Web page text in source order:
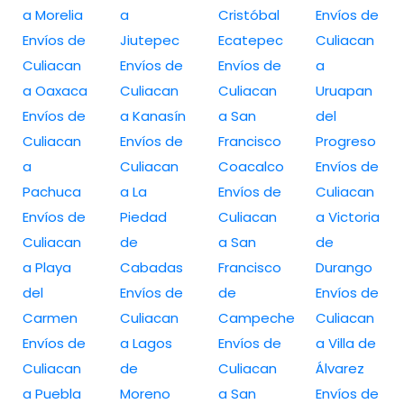
a Morelia
Envíos de
Culiacan
a Oaxaca
Envíos de
Culiacan
a
Pachuca
Envíos de
Culiacan
a Playa
del
Carmen
Envíos de
Culiacan
a Puebla
a
Jiutepec
Envíos de
Culiacan
a Kanasín
Envíos de
Culiacan
a La
Piedad
de
Cabadas
Envíos de
Culiacan
a Lagos
de
Moreno
Cristóbal
Ecatepec
Envíos de
Culiacan
a San
Francisco
Coacalco
Envíos de
Culiacan
a San
Francisco
de
Campeche
Envíos de
Culiacan
a San
Envíos de
Culiacan
a
Uruapan
del
Progreso
Envíos de
Culiacan
a Victoria
de
Durango
Envíos de
Culiacan
a Villa de
Álvarez
Envíos de